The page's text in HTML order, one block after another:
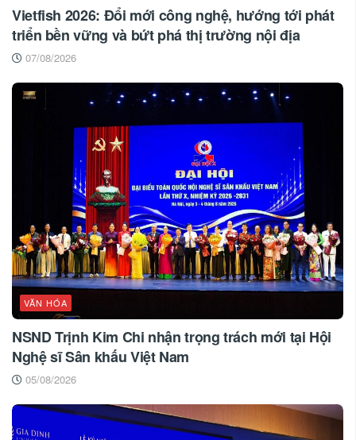
Vietfish 2026: Đổi mới công nghệ, hướng tới phát
triển bền vững và bứt phá thị trường nội địa
07/08/2026
VĂN HÓA
NSND Trịnh Kim Chi nhận trọng trách mới tại Hội
Nghệ sĩ Sân khấu Việt Nam
05/08/2026